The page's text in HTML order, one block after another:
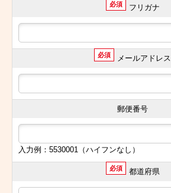
必須 フリガナ
必須 メールアドレス
郵便番号
入力例：5530001（ハイフンなし）
必須 都道府県